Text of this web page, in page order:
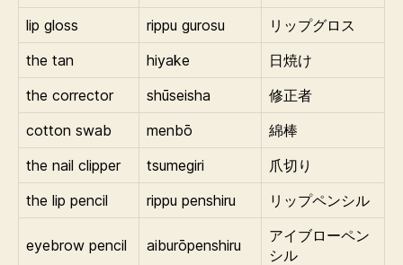
lip gloss rippu gurosu
リップグロス
the tan
hiyake
日焼け
the corrector
shūseisha
修正者
cotton swab
menbō
綿棒
the nail clipper
tsumegiri
爪切り
the lip pencil
rippu penshiru リップペンシル
eyebrow pencil aiburōpenshiru
アイブローペン
シル